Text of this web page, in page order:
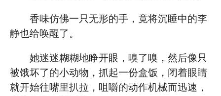
香味仿佛一只无形的手，竟将沉睡中的李
静也给唤醒了。
她迷迷糊糊地睁开眼，嗅了嗅，然后像只
被饿坏了的小动物，抓起一份盒饭，闭着眼睛
就开始往嘴里扒拉，咀嚼的动作机械而迅速，